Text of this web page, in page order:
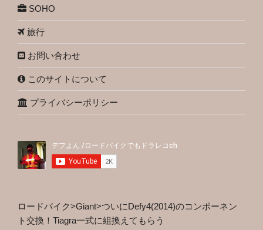
SOHO
旅行
お問い合わせ
このサイトについて
プライバシーポリシー
ロードバイク>Giant>ついにDefy4(2014)のコンポーネン
ト交換！Tiagra一式に組換えてもらう